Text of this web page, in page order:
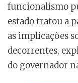
funcionalismo
estado tratou a
as implicações
decorrentes,
do governador